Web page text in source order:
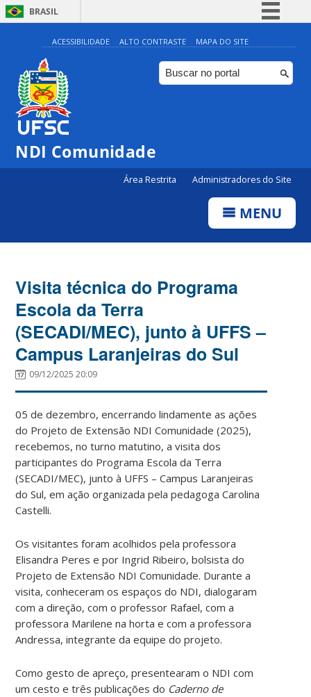
BRASIL
Simplifique!
Comunica BR
Participe
ACESSIBILIDADE ALTO CONTRASTE MAPA DO SITE
NDI Comunidade
Área Restrita Administradores do Site
MENU
Visita técnica do Programa
Escola da Terra
(SECADI/MEC), junto à UFFS –
Campus Laranjeiras do Sul
09/12/2025 20:09
05 de dezembro, encerrando lindamente as ações
do Projeto de Extensão NDI Comunidade (2025),
recebemos, no turno matutino, a visita dos
participantes do Programa Escola da Terra
(SECADI/MEC), junto à UFFS – Campus Laranjeiras
do Sul, em ação organizada pela pedagoga Carolina
Castelli.
Os visitantes foram acolhidos pela professora
Elisandra Peres e por Ingrid Ribeiro, bolsista do
Projeto de Extensão NDI Comunidade. Durante a
visita, conheceram os espaços do NDI, dialogaram
com a direção, com o professor Rafael, com a
professora Marilene na horta e com a professora
Andressa, integrante da equipe do projeto.
Como gesto de apreço, presentearam o NDI com
um cesto e três publicações do Caderno de